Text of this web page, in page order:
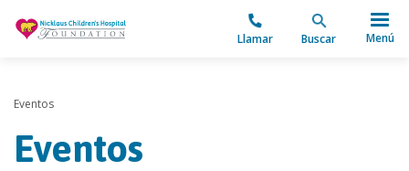
Llamar Buscar Menú
Eventos
Eventos